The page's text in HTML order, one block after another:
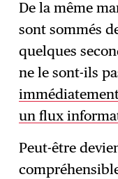
De la même
sont sommés
quelques
ne le sont-ils
un flux
Peut-être